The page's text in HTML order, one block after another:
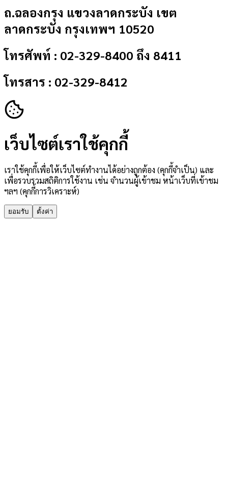
ถ.ฉลองกรุง แขวงลาดกระบัง เขต
ลาดกระบัง กรุงเทพฯ 10520
โทรศัพท์ : 02-329-8400 ถึง 8411
โทรสาร : 02-329-8412
เว็บไซต์เราใช้คุกกี้
เราใช้คุกกี้เพื่อให้เว็บไซต์ทำงานได้อย่างถูกต้อง (คุกกี้จำเป็น) และ
เพื่อรวบรวมสถิติการใช้งาน เช่น จำนวนผู้เข้าชม หน้าเว็บที่เข้าชม
ฯลฯ (คุกกี้การวิเคราะห์)
ยอมรับ ตั้งค่า